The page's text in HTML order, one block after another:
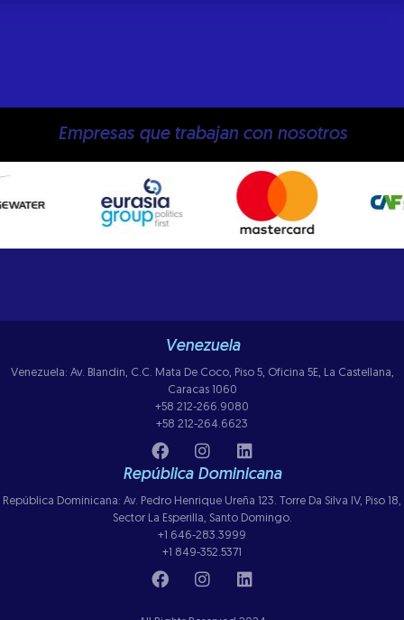
Empresas que trabajan con nosotros
Venezuela
Venezuela: Av. Blandin, C.C. Mata De Coco, Piso 5, Oficina 5E, La Castellana,
Caracas 1060
+58 212-266.9080
+58 212-264.6623
República Dominicana
República Dominicana: Av. Pedro Henrique Ureña 123. Torre Da Silva IV, Piso 18,
Sector La Esperilla, Santo Domingo.
+1 646-283.3999
+1 849-352.5371